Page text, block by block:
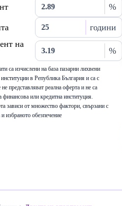
%
години
на
%
са изчислени на база пазарни лихвени
в Република България и са с
представляват реална оферта и не са
финансова или кредитна институция.
зависи от множество фактори, свързани с
избраното обезпечение